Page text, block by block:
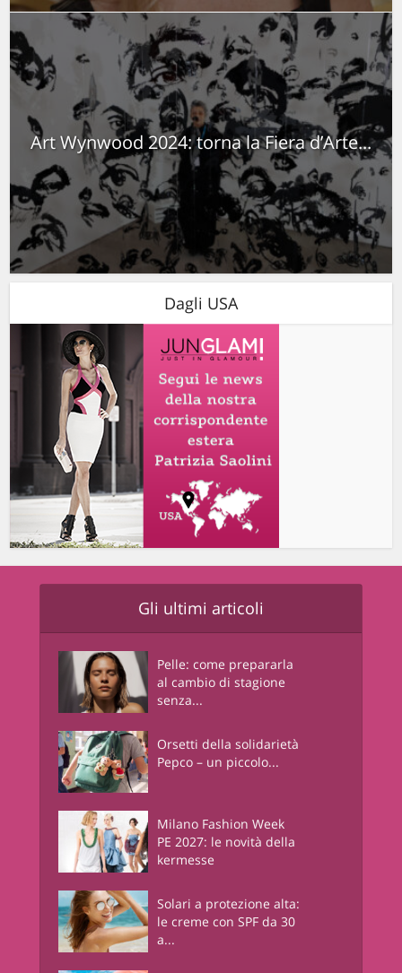
Art Wynwood 2024: torna la Fiera d’Arte...
Dagli USA
Gli ultimi articoli
Pelle: come prepararla
al cambio di stagione
senza...
Orsetti della solidarietà
Pepco – un piccolo...
Milano Fashion Week
PE 2027: le novità della
kermesse
Solari a protezione alta:
le creme con SPF da 30
a...